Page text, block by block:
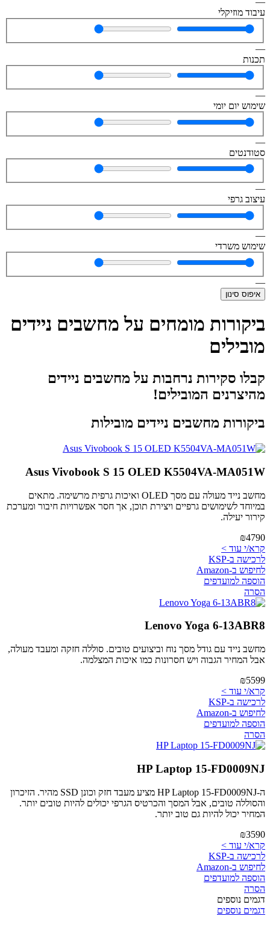
עיבוד מוזיקלי
—
תכנות
—
שימוש יום יומי
—
סטודנטים
—
עיצוב גרפי
—
שימוש משרדי
—
איפוס סינון
ביקורות מומחים על מחשבים ניידים
מובילים
קבלו סקירות נרחבות על מחשבים ניידים
מהיצרנים המובילים!
ביקורות מחשבים ניידים מובילות
Asus Vivobook S 15 OLED K5504VA-MA051W
מחשב נייד מעולה עם מסך OLED ואיכות גרפית מרשימה. מתאים
במיוחד לשימושים גרפיים ויצירת תוכן, אך חסר אפשרויות חיבור ומערכת
קירור יעילה.
₪4790
קרא/י עוד >
לרכישה ב-KSP
לחיפוש ב-Amazon
הוספה למועדפים
הסרה
Lenovo Yoga 6-13ABR8
מחשב נייד עם גודל מסך נוח וביצועים טובים. סוללה חזקה ומעבד מעולה,
אבל המחיר הגבוה ויש חסרונות כמו איכות המצלמה.
₪5599
קרא/י עוד >
לרכישה ב-KSP
לחיפוש ב-Amazon
הוספה למועדפים
הסרה
HP Laptop 15-FD0009NJ
ה-HP Laptop 15-FD0009NJ מציע מעבד חזק וכונן SSD מהיר. הזיכרון
והסוללה טובים, אבל המסך והכרטיס הגרפי יכולים להיות טובים יותר.
המחיר יכול להיות גם טוב יותר.
₪3590
קרא/י עוד >
לרכישה ב-KSP
לחיפוש ב-Amazon
הוספה למועדפים
הסרה
דגמים נוספים
דגמים נוספים